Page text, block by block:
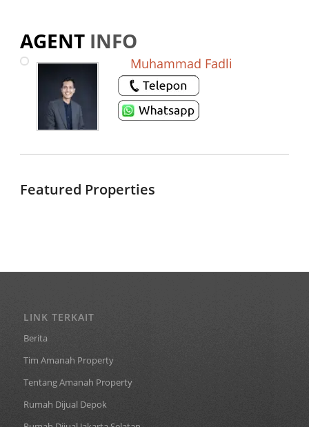
AGENTINFO
Muhammad Fadli
Featured Properties
LINK TERKAIT
Berita
Tim Amanah Property
Tentang Amanah Property
Rumah Dijual Depok